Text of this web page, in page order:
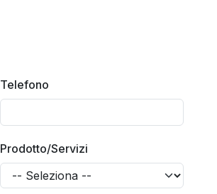
Telefono
Prodotto/Servizi